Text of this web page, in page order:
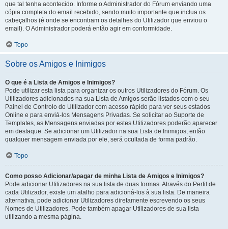
que tal tenha acontecido. Informe o Administrador do Fórum enviando uma
cópia completa do email recebido, sendo muito importante que inclua os
cabeçalhos (é onde se encontram os detalhes do Utilizador que enviou o
email). O Administrador poderá então agir em conformidade.
Topo
Sobre os Amigos e Inimigos
O que é a Lista de Amigos e Inimigos?
Pode utilizar esta lista para organizar os outros Utilizadores do Fórum. Os
Utilizadores adicionados na sua Lista de Amigos serão listados com o seu
Painel de Controlo do Utilizador com acesso rápido para ver seus estados
Online e para enviá-los Mensagens Privadas. Se solicitar ao Suporte de
Templates, as Mensagens enviadas por estes Utilizadores poderão aparecer
em destaque. Se adicionar um Utilizador na sua Lista de Inimigos, então
qualquer mensagem enviada por ele, será ocultada de forma padrão.
Topo
Como posso Adicionar/apagar de minha Lista de Amigos e Inimigos?
Pode adicionar Utilizadores na sua lista de duas formas. Através do Perfil de
cada Utilizador, existe um atalho para adicioná-los à sua lista. De maneira
alternativa, pode adicionar Utilizadores diretamente escrevendo os seus
Nomes de Utilizadores. Pode também apagar Utilizadores de sua lista
utilizando a mesma página.